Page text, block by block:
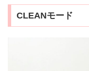
CLEANモード